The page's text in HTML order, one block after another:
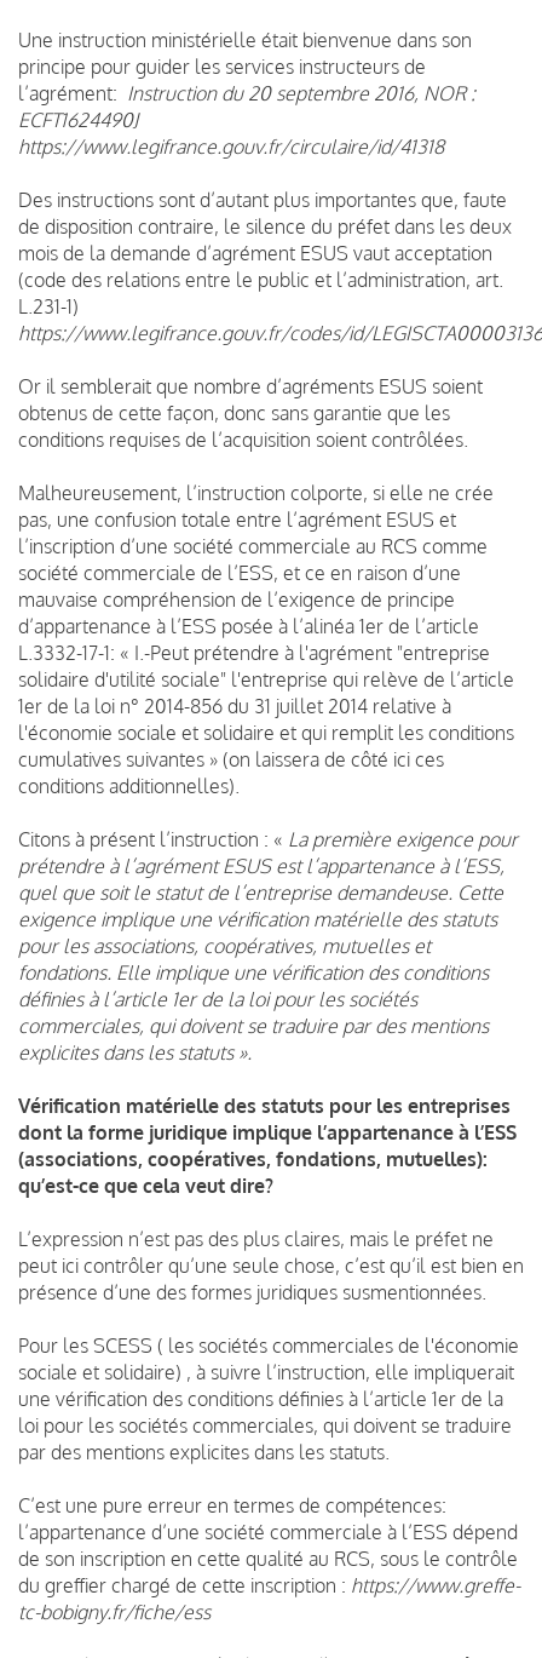
Une instruction ministérielle était bienvenue dans son
principe pour guider les services instructeurs de
l’agrément: Instruction du 20 septembre 2016, NOR :
ECFT1624490J
https://www.legifrance.gouv.fr/circulaire/id/41318
Des instructions sont d’autant plus importantes que, faute
de disposition contraire, le silence du préfet dans les deux
mois de la demande d’agrément ESUS vaut acceptation
(code des relations entre le public et l’administration, art.
L.231-1)
https://www.legifrance.gouv.fr/codes/id/
Or il semblerait que nombre d’agréments ESUS soient
obtenus de cette façon, donc sans garantie que les
conditions requises de l’acquisition soient contrôlées.
Malheureusement, l’instruction colporte, si elle ne crée
pas, une confusion totale entre l’agrément ESUS et
l’inscription d’une société commerciale au RCS comme
société commerciale de l’ESS, et ce en raison d’une
mauvaise compréhension de l’exigence de principe
d’appartenance à l’ESS posée à l’alinéa 1er de l’article
L.3332-17-1: « I.-Peut prétendre à l'agrément "entreprise
solidaire d'utilité sociale" l'entreprise qui relève de l’article
1er de la loi n° 2014-856 du 31 juillet 2014 relative à
l'économie sociale et solidaire et qui remplit les conditions
cumulatives suivantes » (on laissera de côté ici ces
conditions additionnelles).
Citons à présent l’instruction : « La première exigence pour
prétendre à l’agrément ESUS est l’appartenance à l’ESS,
quel que soit le statut de l’entreprise demandeuse. Cette
exigence implique une vérification matérielle des statuts
pour les associations, coopératives, mutuelles et
fondations. Elle implique une vérification des conditions
définies à l’article 1er de la loi pour les sociétés
commerciales, qui doivent se traduire par des mentions
explicites dans les statuts ».
Vérification matérielle des statuts pour les entreprises
dont la forme juridique implique l’appartenance à l’ESS
(associations, coopératives, fondations, mutuelles):
qu’est-ce que cela veut dire?
L’expression n’est pas des plus claires, mais le préfet ne
peut ici contrôler qu’une seule chose, c’est qu’il est bien en
présence d’une des formes juridiques susmentionnées.
Pour les SCESS ( les sociétés commerciales de l'économie
sociale et solidaire) , à suivre l’instruction, elle impliquerait
une vérification des conditions définies à l’article 1er de la
loi pour les sociétés commerciales, qui doivent se traduire
par des mentions explicites dans les statuts.
C’est une pure erreur en termes de compétences:
l’appartenance d’une société commerciale à l’ESS dépend
de son inscription en cette qualité au RCS, sous le contrôle
du greffier chargé de cette inscription : https://www.greffe-
tc-bobigny.fr/fiche/ess